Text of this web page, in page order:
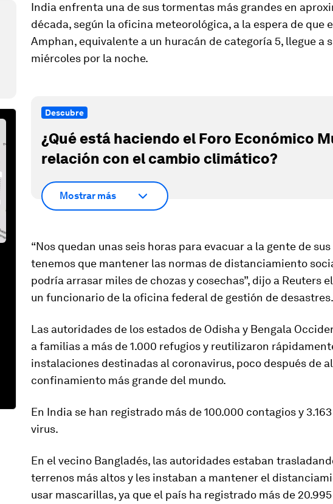
India enfrenta una de sus tormentas más grandes en
década, según la oficina meteorológica, a la espera de que
Amphan, equivalente a un huracán de categoría 5, llegue a
miércoles por la noche.
Descubre
¿Qué está haciendo el Foro Económico
relación con el cambio climático?
Mostrar más
“Nos quedan unas seis horas para evacuar a la gente de
tenemos que mantener las normas de distanciamiento
podría arrasar miles de chozas y cosechas”, dijo a Reuters
un funcionario de la oficina federal de gestión de desastres.
Las autoridades de los estados de Odisha y Bengala
a familias a más de 1.000 refugios y reutilizaron
instalaciones destinadas al coronavirus, poco después de
confinamiento más grande del mundo.
En India se han registrado más de 100.000 contagios y
virus.
En el vecino Bangladés, las autoridades estaban
terrenos más altos y les instaban a mantener el
usar mascarillas, ya que el país ha registrado más de